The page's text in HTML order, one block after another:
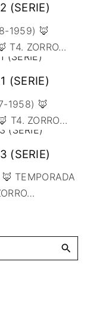
MÉXICO
URUGUAY
BÉLGICA
ESPAÑA
FRANCIA
ITALIA
REINO UNIDO
SERBIA​
(SERIE)
1959) 🦊
T4. ZORRO…
(SERIE)
1958) 🦊
T4. ZORRO…
(SERIE)
TEMPORADA
…